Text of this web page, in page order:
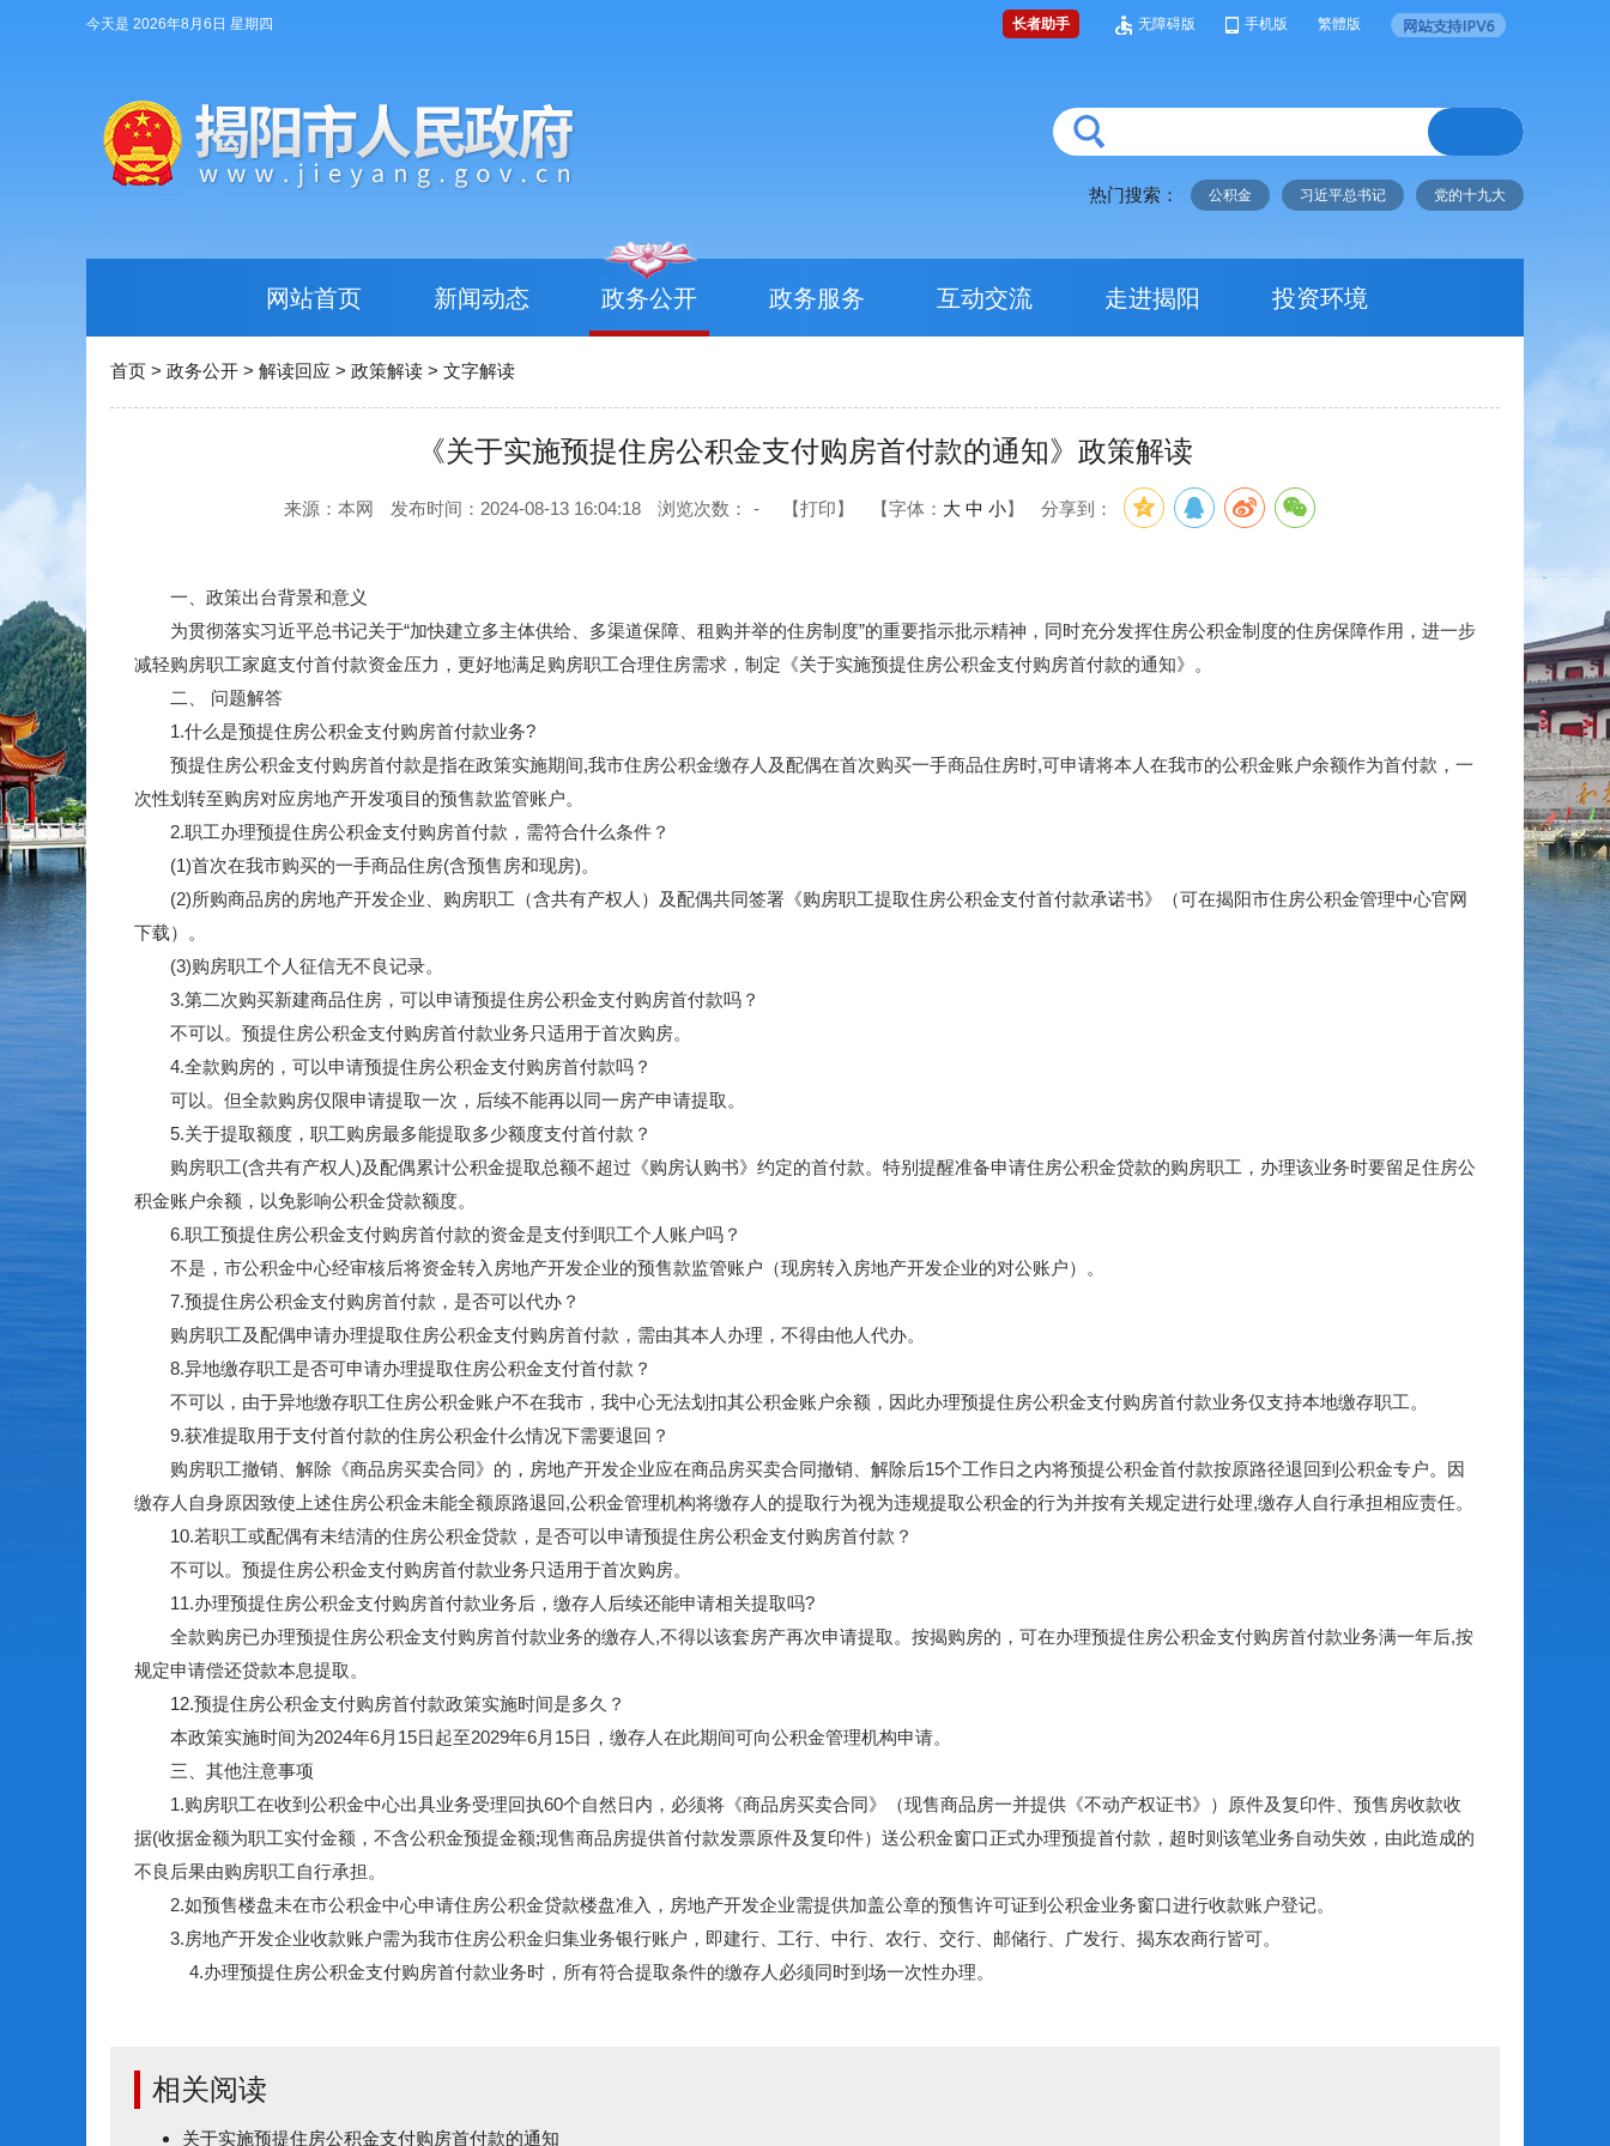
今天是 2026年8月6日 星期四 长者助手 无障碍版 手机版 繁體版
热门搜索： 公积金 习近平总书记 党的十九大
网站首页 新闻动态 政务公开 政务服务 互动交流 走进揭阳 投资环境
首页 > 政务公开 > 解读回应 > 政策解读 > 文字解读
《关于实施预提住房公积金支付购房首付款的通知》政策解读
来源：本网 发布时间：2024-08-13 16:04:18 浏览次数： - 【打印】 【字体： 大 中 小】 分享到：
一、政策出台背景和意义
为贯彻落实习近平总书记关于“加快建立多主体供给、多渠道保障、租购并举的住房制度”的重要指示批示精神，同时充分发挥住房公积金制度的住房保障作用，进一步
减轻购房职工家庭支付首付款资金压力，更好地满足购房职工合理住房需求，制定《关于实施预提住房公积金支付购房首付款的通知》。
二、 问题解答
1.什么是预提住房公积金支付购房首付款业务?
预提住房公积金支付购房首付款是指在政策实施期间,我市住房公积金缴存人及配偶在首次购买一手商品住房时,可申请将本人在我市的公积金账户余额作为首付款，一
次性划转至购房对应房地产开发项目的预售款监管账户。
2.职工办理预提住房公积金支付购房首付款，需符合什么条件？
(1)首次在我市购买的一手商品住房(含预售房和现房)。
(2)所购商品房的房地产开发企业、购房职工（含共有产权人）及配偶共同签署《购房职工提取住房公积金支付首付款承诺书》（可在揭阳市住房公积金管理中心官网
下载）。
(3)购房职工个人征信无不良记录。
3.第二次购买新建商品住房，可以申请预提住房公积金支付购房首付款吗？
不可以。预提住房公积金支付购房首付款业务只适用于首次购房。
4.全款购房的，可以申请预提住房公积金支付购房首付款吗？
可以。但全款购房仅限申请提取一次，后续不能再以同一房产申请提取。
5.关于提取额度，职工购房最多能提取多少额度支付首付款？
购房职工(含共有产权人)及配偶累计公积金提取总额不超过《购房认购书》约定的首付款。特别提醒准备申请住房公积金贷款的购房职工，办理该业务时要留足住房公
积金账户余额，以免影响公积金贷款额度。
6.职工预提住房公积金支付购房首付款的资金是支付到职工个人账户吗？
不是，市公积金中心经审核后将资金转入房地产开发企业的预售款监管账户（现房转入房地产开发企业的对公账户）。
7.预提住房公积金支付购房首付款，是否可以代办？
购房职工及配偶申请办理提取住房公积金支付购房首付款，需由其本人办理，不得由他人代办。
8.异地缴存职工是否可申请办理提取住房公积金支付首付款？
不可以，由于异地缴存职工住房公积金账户不在我市，我中心无法划扣其公积金账户余额，因此办理预提住房公积金支付购房首付款业务仅支持本地缴存职工。
9.获准提取用于支付首付款的住房公积金什么情况下需要退回？
购房职工撤销、解除《商品房买卖合同》的，房地产开发企业应在商品房买卖合同撤销、解除后15个工作日之内将预提公积金首付款按原路径退回到公积金专户。因
缴存人自身原因致使上述住房公积金未能全额原路退回,公积金管理机构将缴存人的提取行为视为违规提取公积金的行为并按有关规定进行处理,缴存人自行承担相应责任。
10.若职工或配偶有未结清的住房公积金贷款，是否可以申请预提住房公积金支付购房首付款？
不可以。预提住房公积金支付购房首付款业务只适用于首次购房。
11.办理预提住房公积金支付购房首付款业务后，缴存人后续还能申请相关提取吗?
全款购房已办理预提住房公积金支付购房首付款业务的缴存人,不得以该套房产再次申请提取。按揭购房的，可在办理预提住房公积金支付购房首付款业务满一年后,按
规定申请偿还贷款本息提取。
12.预提住房公积金支付购房首付款政策实施时间是多久？
本政策实施时间为2024年6月15日起至2029年6月15日，缴存人在此期间可向公积金管理机构申请。
三、其他注意事项
1.购房职工在收到公积金中心出具业务受理回执60个自然日内，必须将《商品房买卖合同》（现售商品房一并提供《不动产权证书》）原件及复印件、预售房收款收
据(收据金额为职工实付金额，不含公积金预提金额;现售商品房提供首付款发票原件及复印件）送公积金窗口正式办理预提首付款，超时则该笔业务自动失效，由此造成的
不良后果由购房职工自行承担。
2.如预售楼盘未在市公积金中心申请住房公积金贷款楼盘准入，房地产开发企业需提供加盖公章的预售许可证到公积金业务窗口进行收款账户登记。
3.房地产开发企业收款账户需为我市住房公积金归集业务银行账户，即建行、工行、中行、农行、交行、邮储行、广发行、揭东农商行皆可。
4.办理预提住房公积金支付购房首付款业务时，所有符合提取条件的缴存人必须同时到场一次性办理。
相关阅读
关于实施预提住房公积金支付购房首付款的通知